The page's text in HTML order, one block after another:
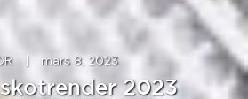
mars 8, 2023
2023